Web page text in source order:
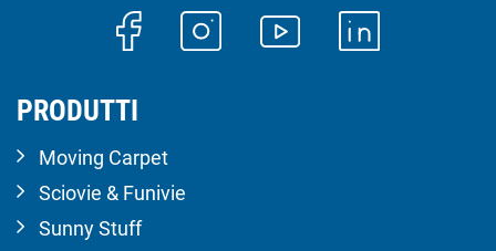
PRODUTTI
Moving Carpet
Sciovie & Funivie
Sunny Stuff